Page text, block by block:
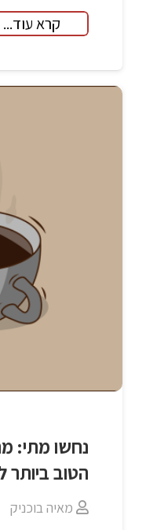
קרא עוד...
נחשו מתי:
הטוב ביותר
מאיה בוכניק